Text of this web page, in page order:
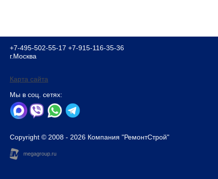
+7-495-502-55-17 +7-915-116-35-36
г.Москва
Карта сайта
Мы в соц. сетях:
Copyright © 2008 - 2026 Компания "РемонтСтрой"